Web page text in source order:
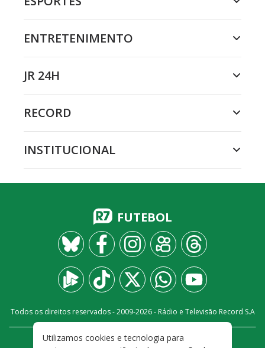
ENTRETENIMENTO
JR 24H
RECORD
INSTITUCIONAL
FUTEBOL
Todos os direitos reservados - 2009-2026- Rádio e Televisão Record S.A
FALE CONOSCO PRIVACIDADE
Utilizamos cookies e tecnologia para